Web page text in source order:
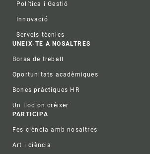
Política i Gestió
Innovació
Serveis tècnics
UNEIX-TE A NOSALTRES
Borsa de treball
Oportunitats acadèmiques
Bones pràctiques HR
Un lloc on créixer
PARTICIPA
Fes ciència amb nosaltres
Art i ciència